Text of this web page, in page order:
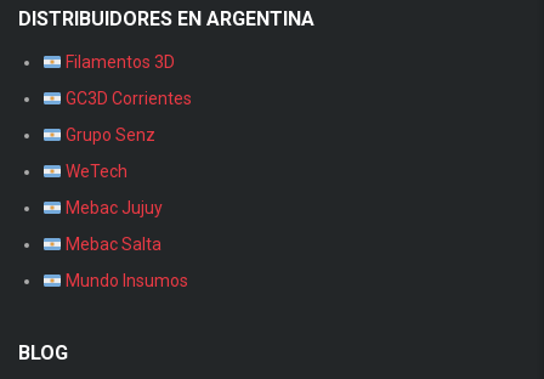
DISTRIBUIDORES EN ARGENTINA
Filamentos 3D
GC3D Corrientes
Grupo Senz
WeTech
Mebac Jujuy
Mebac Salta
Mundo Insumos
BLOG